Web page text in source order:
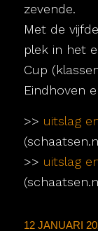
zevende.
Met de
plek in het
Cup
Eindhoven
>> uitslag
>> uitslag
12 JANUARI